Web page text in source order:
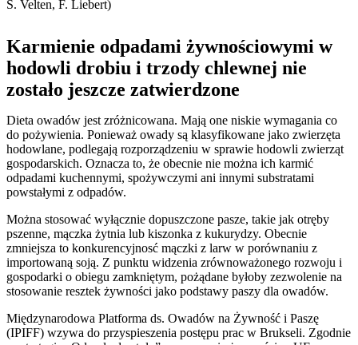
S. Velten, F. Liebert)
Karmienie odpadami żywnościowymi w
hodowli drobiu i trzody chlewnej nie
zostało jeszcze zatwierdzone
Dieta owadów jest zróżnicowana. Mają one niskie wymagania co
do pożywienia. Ponieważ owady są klasyfikowane jako zwierzęta
hodowlane, podlegają rozporządzeniu w sprawie hodowli zwierząt
gospodarskich. Oznacza to, że obecnie nie można ich karmić
odpadami kuchennymi, spożywczymi ani innymi substratami
powstałymi z odpadów.
Można stosować wyłącznie dopuszczone pasze, takie jak otręby
pszenne, mączka żytnia lub kiszonka z kukurydzy. Obecnie
zmniejsza to konkurencyjnosć mączki z larw w porównaniu z
importowaną soją. Z punktu widzenia zrównoważonego rozwoju i
gospodarki o obiegu zamkniętym, pożądane byłoby zezwolenie na
stosowanie resztek żywności jako podstawy paszy dla owadów.
Międzynarodowa Platforma ds. Owadów na Żywność i Paszę
(IPIFF) wzywa do przyspieszenia postępu prac w Brukseli. Zgodnie